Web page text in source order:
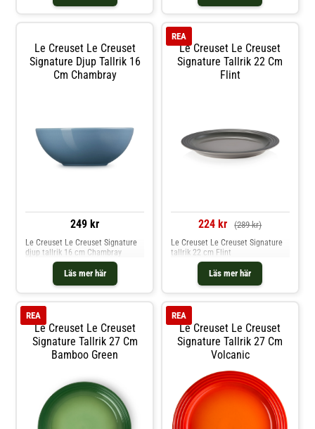
Le Creuset Le Creuset
Signature Djup Tallrik 16
Cm Chambray
249 kr
Läs mer här
Le Creuset Le Creuset Signature
djup tallrik 16 cm Chambray
Le Creuset Le Creuset
Signature Tallrik 22 Cm
Flint
REA
224 kr (289 kr)
Läs mer här
Le Creuset Le Creuset Signature
tallrik 22 cm Flint
Le Creuset Le Creuset
Signature Tallrik 27 Cm
Bamboo Green
REA
Le Creuset Le Creuset
Signature Tallrik 27 Cm
Volcanic
REA